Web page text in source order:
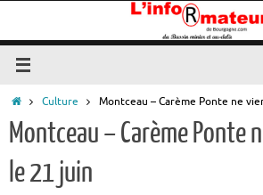
contenu
Accueil
Culture Montceau – Carème Ponte ne
Montceau – Carème Ponte
le 21 juin